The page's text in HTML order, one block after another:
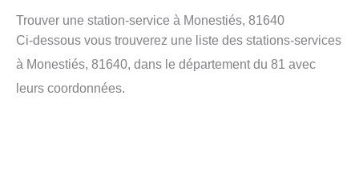
Trouver une station-service à Monestiés, 81640
Ci-dessous vous trouverez une liste des stations-services
à Monestiés, 81640, dans le département du 81 avec
leurs coordonnées.